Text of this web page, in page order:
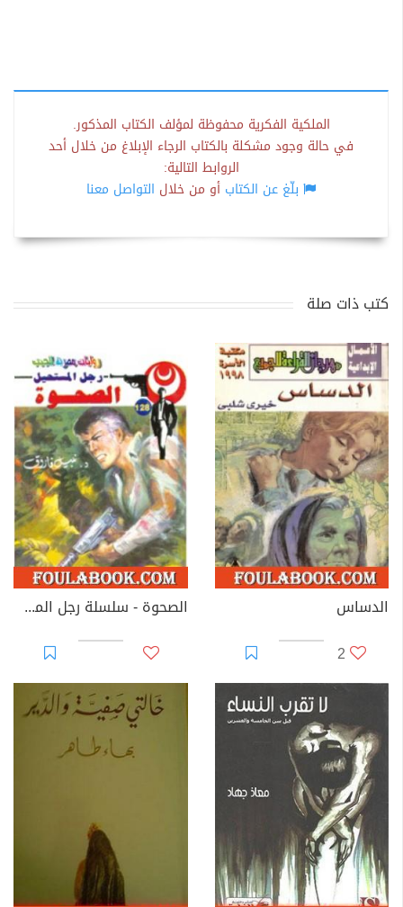
الملكية الفكرية محفوظة لمؤلف الكتاب المذكور.
في حالة وجود مشكلة بالكتاب الرجاء الإبلاغ من خلال أحد
الروابط التالية:
بلّغ عن الكتاب أو من خلال التواصل معنا
كتب ذات صلة
الدساس
2
الصحوة - سلسلة رجل المستحيل